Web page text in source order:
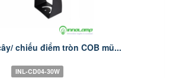
chiếu điểm tròn COB mũ...
INL-CD04-30W